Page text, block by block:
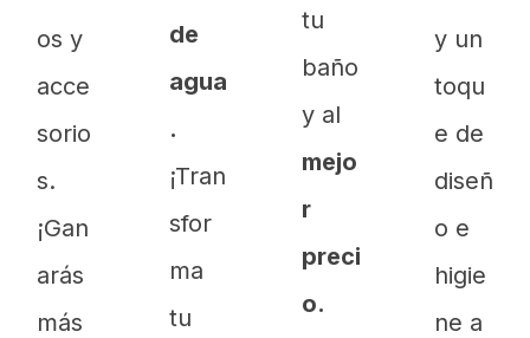
os y
acce
sorio
s.
¡Gan
arás
más
de
agua
.
¡Tran
sfor
ma
tu
tu
baño
y al
mejo
r
preci
o.
y un
toqu
e de
diseñ
o e
higie
ne a